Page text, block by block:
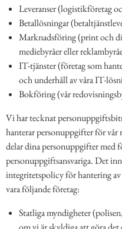
Leveranser (logistikföretag
Betallösningar
Marknadsföring (print och
mediebyråer eller
IT-tjänster (företag som
och underhåll av våra IT-
Bokföring (vår
Vi har tecknat
hanterar personuppgifter för
delar dina personuppgifter med
personuppgiftsansvariga. Det
integritetspolicy för hantering
vara följande företag:
Statliga myndigheter